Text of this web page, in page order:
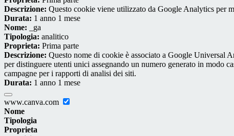
Descrizione: Questo cookie viene utilizzato da Google Analytics per
Durata: 1 anno 1 mese
Nome: _ga
Tipologia: analitico
Proprieta: Prima parte
Descrizione: Questo nome di cookie è associato a Google Universal
per distinguere utenti unici assegnando un numero generato in modo
campagne per i rapporti di analisi dei siti.
Durata: 1 anno 1 mese
www.canva.com
Nome
Tipologia
Proprieta